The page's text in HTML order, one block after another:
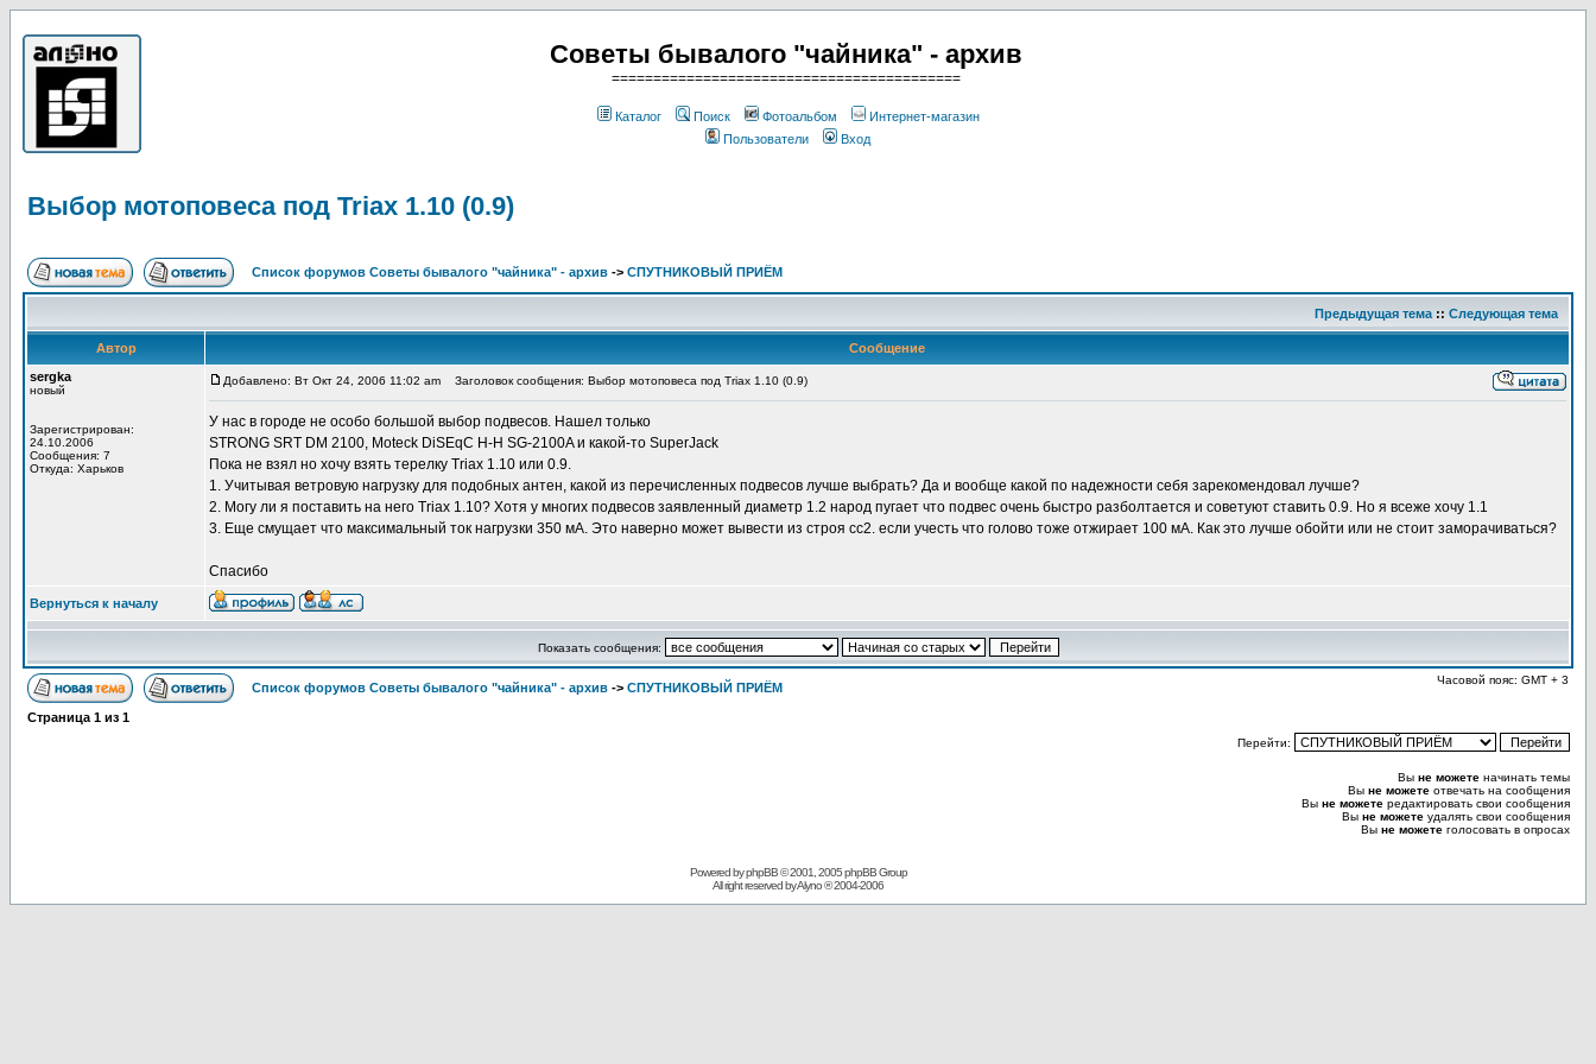
Советы бывалого "чайника" - архив
==========================================
Каталог Поиск Фотоальбом
Интернет-магазин
Пользователи
Вход
Выбор мотоповеса под Triax 1.10 (0.9)
Список форумов Советы бывалого "чайника" - архив -> СПУТНИКОВЫЙ ПРИЁМ
Предыдущая тема :: Следующая тема
Автор
Сообщение
sergka
новый
Зарегистрирован:
24.10.2006
Сообщения: 7
Откуда: Харьков
Добавлено: Вт Окт 24, 2006 11:02 am Заголовок сообщения: Выбор мотоповеса под Triax 1.10 (0.9)
У нас в городе не особо большой выбор подвесов. Нашел только
STRONG SRT DM 2100, Moteck DiSEqC H-H SG-2100A и какой-то SuperJack
Пока не взял но хочу взять терелку Triax 1.10 или 0.9.
1. Учитывая ветровую нагрузку для подобных антен, какой из перечисленных подвесов лучше выбрать? Да и вообще какой по надежности себя зарекомендовал лучше?
2. Могу ли я поставить на него Triax 1.10? Хотя у многих подвесов заявленный диаметр 1.2 народ пугает что подвес очень быстро разболтается и советуют ставить 0.9. Но я всеже хочу 1.1
3. Еще смущает что максимальный ток нагрузки 350 мА. Это наверно может вывести из строя сс2. если учесть что голово тоже отжирает 100 мА. Как это лучше обойти или не стоит заморачиваться?
Спасибо
Вернуться к началу
Показать сообщения:
Список форумов Советы бывалого "чайника" - архив -> СПУТНИКОВЫЙ ПРИЁМ
Часовой пояс: GMT + 3
Страница 1 из 1
Перейти:
Вы не можете начинать темы
Вы не можете отвечать на сообщения
Вы не можете редактировать свои сообщения
Вы не можете удалять свои сообщения
Вы не можете голосовать в опросах
Powered byphpBB© 2001, 2005 phpBB Group
All right reserved byAlyno® 2004-2006